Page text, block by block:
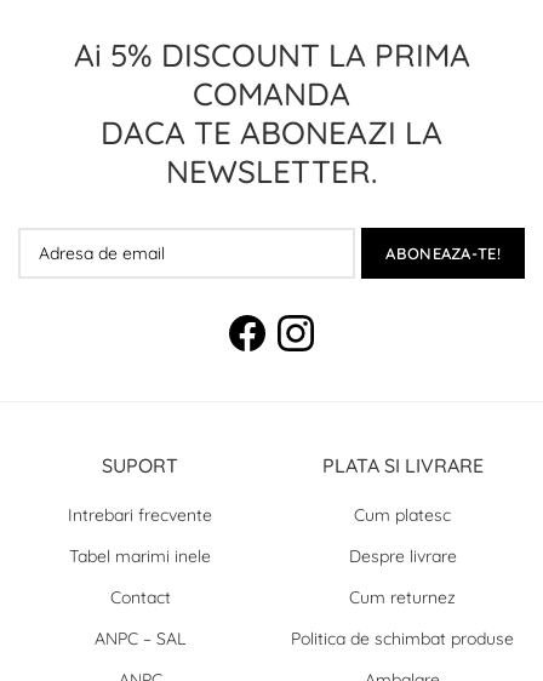
Ai 5% DISCOUNT LA PRIMA
COMANDA
DACA TE ABONEAZI LA
NEWSLETTER.
ABONEAZA-TE!
SUPORT
Intrebari frecvente
Tabel marimi inele
Contact
ANPC – SAL
PLATA SI LIVRARE
Cum platesc
Despre livrare
Cum returnez
Politica de schimbat produse